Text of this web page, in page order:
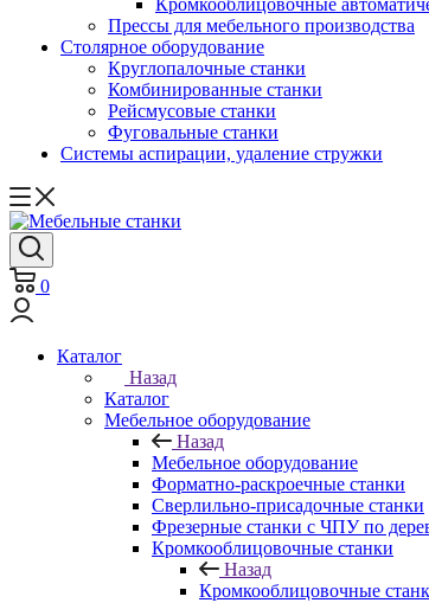
Кромкооблицовочные
Прессы для мебельного производства
Столярное оборудование
Круглопалочные станки
Комбинированные станки
Рейсмусовые станки
Фуговальные станки
Системы аспирации, удаление стружки
0
Каталог
Назад
Каталог
Мебельное оборудование
Назад
Мебельное оборудование
Форматно-раскроечные станки
Сверлильно-присадочные станки
Фрезерные станки с ЧПУ по
Кромкооблицовочные станки
Назад
Кромкооблицовочные